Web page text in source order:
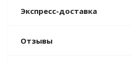
Экспресс-доставка
Отзывы